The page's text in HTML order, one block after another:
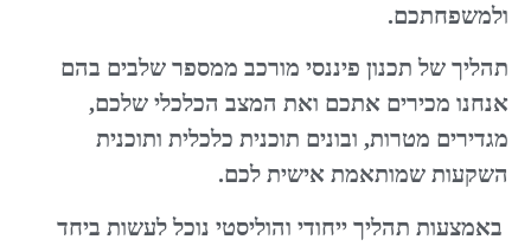
ולמשפחתכם.
תהליך של תכנון פיננסי מורכב ממספר שלבים בהם
אנחנו מכירים אתכם ואת המצב הכלכלי שלכם,
מגדירים מטרות, ובונים תוכנית כלכלית ותוכנית
השקעות שמותאמת אישית לכם.
באמצעות תהליך ייחודי והוליסטי נוכל לעשות ביחד